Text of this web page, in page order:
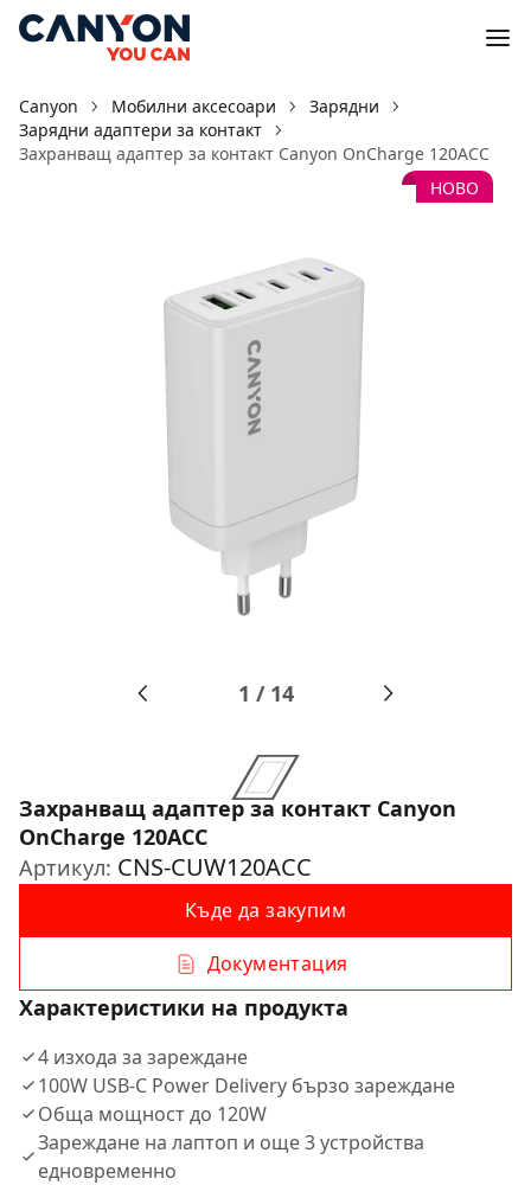
Canyon Мобилни аксесоари
Зарядни
Зарядни адаптери за контакт
Захранващ адаптер за контакт Canyon OnCharge 120ACC
НОВО
1 / 14
Захранващ адаптер за контакт Canyon
OnCharge 120ACC
Артикул: CNS-CUW120ACC
Къде да закупим
Документация
Характеристики на продукта
4 изхода за зареждане
100W USB-C Power Delivery бързо зареждане
Обща мощност до 120W
Зареждане на лаптоп и още 3 устройства
едновременно